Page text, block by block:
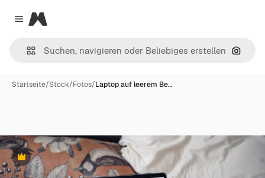
Close menu
Magnific
Nach
Startseite/Stock/Fotos/Laptop auf leerem Be…
Premium